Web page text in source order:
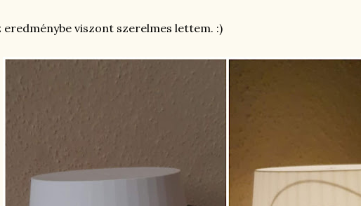
eredménybe viszont szerelmes lettem. :)